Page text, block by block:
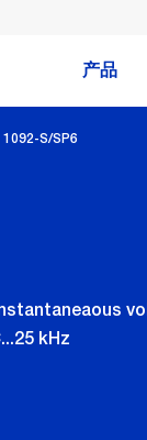
产品
1092-S/SP6
kHz